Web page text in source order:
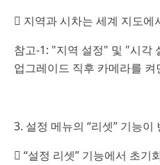
 지역과 시차는 세계 지도에
참고-1: "지역 설정" 및 "시각
업그레이드 직후 카메라를 켜
3. 설정 메뉴의 “리셋” 기능이
 “설정 리셋” 기능에서 초기